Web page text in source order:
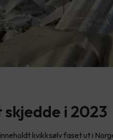
i 2023
kvikksølv faset ut i